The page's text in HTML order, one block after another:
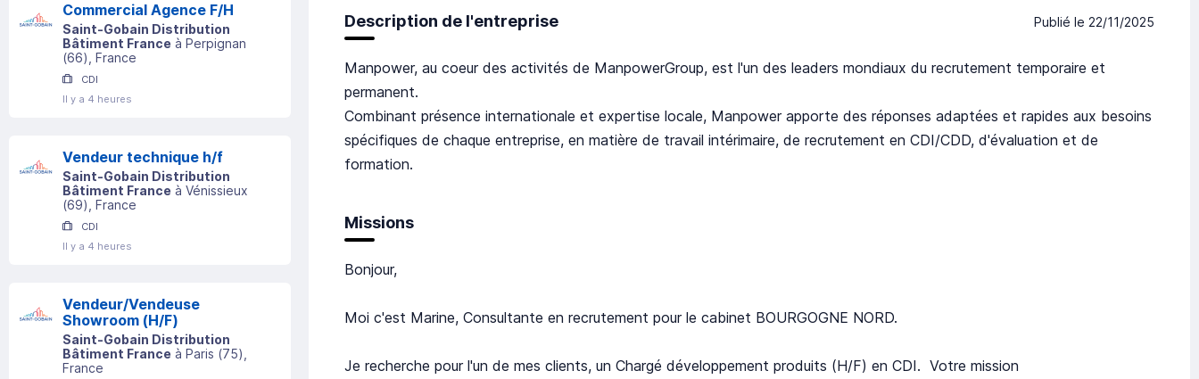
Commercial Agence F/H
Saint-Gobain Distribution
Bâtiment France à Perpignan
(66) , France
CDI
Il y a 4 heures
Vendeur technique h/f
Saint-Gobain Distribution
Bâtiment France à Vénissieux
(69) , France
CDI
Il y a 4 heures
Vendeur/Vendeuse
Showroom (H/F)
Saint-Gobain Distribution
Bâtiment France à Paris (75)
France
Publié le 22/11/2025
Description de l'entreprise
Manpower, au coeur des activités de ManpowerGroup, est l'un des leaders mondiaux du recrutement temporaire et
permanent.
Combinant présence internationale et expertise locale, Manpower apporte des réponses adaptées et rapides aux besoins
spécifiques de chaque entreprise, en matière de travail intérimaire, de recrutement en CDI/CDD, d'évaluation et de
formation.
Missions
Bonjour,
Moi c'est Marine, Consultante en recrutement pour le cabinet BOURGOGNE NORD.
Je recherche pour l'un de mes clients, un Chargé développement produits (H/F) en CDI. Votre mission